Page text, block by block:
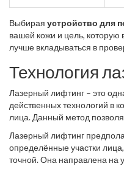
Выбирая устройство для
вашей кожи и цель, которую
лучше вкладываться в
принесёт желаемого
предлагают множество
любой вкус и кошелёк.
придерживаясь
коже омоложение и сияние.
Технология
Лазерный лифтинг – это
действенных технологий в
лица. Данный метод
стимулирует выработку
отвечают за упругость и
способность к
Лазерный лифтинг
определённые участки
точной. Она направлена на